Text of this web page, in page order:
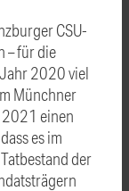
CSU-
– für die
2020 viel
Münchner
einen
es im
der